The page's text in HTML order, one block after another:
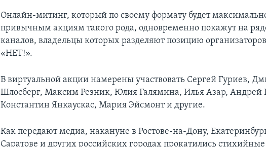
Онлайн-митинг, который по своему формату будет
привычным акциям такого рода, одновременно покажут на
каналов, владельцы которых разделяют позицию
«НЕТ!».
В виртуальной акции намерены участвовать Сергей Гуриев,
Шлосберг, Максим Резник, Юлия Галямина, Илья Азар, Андрей
Константин Янкаускас, Мария Эйсмонт и другие.
Как передают медиа, накануне в Ростове-на-Дону,
Саратове и других российских городах прокатились